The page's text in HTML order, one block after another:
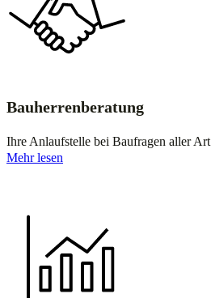
Bauherrenberatung
Ihre Anlaufstelle bei Baufragen aller Art
Mehr lesen